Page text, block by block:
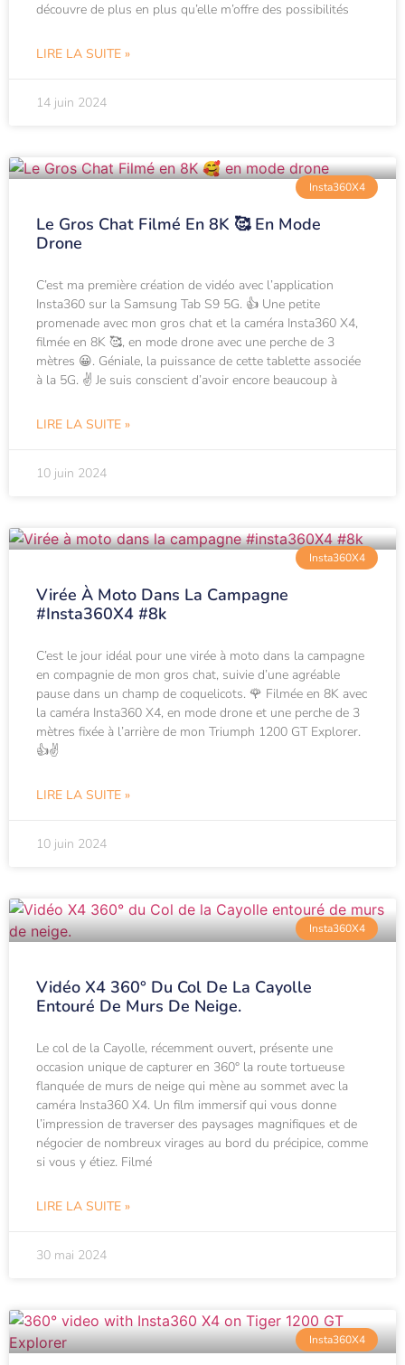
découvre de plus en plus qu’elle m’offre des possibilités
LIRE LA SUITE »
14 juin 2024
Insta360X4
Le Gros Chat Filmé En 8K 🥰 En Mode
Drone
C’est ma première création de vidéo avec l’application
Insta360 sur la Samsung Tab S9 5G. 👍 Une petite
promenade avec mon gros chat et la caméra Insta360 X4,
filmée en 8K 🥰, en mode drone avec une perche de 3
mètres 😀. Géniale, la puissance de cette tablette associée
à la 5G. ✌️ Je suis conscient d’avoir encore beaucoup à
LIRE LA SUITE »
10 juin 2024
Insta360X4
Virée À Moto Dans La Campagne
#insta360X4 #8k
C’est le jour idéal pour une virée à moto dans la campagne
en compagnie de mon gros chat, suivie d’une agréable
pause dans un champ de coquelicots. 🌹 Filmée en 8K avec
la caméra Insta360 X4, en mode drone et une perche de 3
mètres fixée à l’arrière de mon Triumph 1200 GT Explorer.
👍✌️
LIRE LA SUITE »
10 juin 2024
Insta360X4
Vidéo X4 360° Du Col De La Cayolle
Entouré De Murs De Neige.
Le col de la Cayolle, récemment ouvert, présente une
occasion unique de capturer en 360° la route tortueuse
flanquée de murs de neige qui mène au sommet avec la
caméra Insta360 X4. Un film immersif qui vous donne
l’impression de traverser des paysages magnifiques et de
négocier de nombreux virages au bord du précipice, comme
si vous y étiez. Filmé
LIRE LA SUITE »
30 mai 2024
Insta360X4